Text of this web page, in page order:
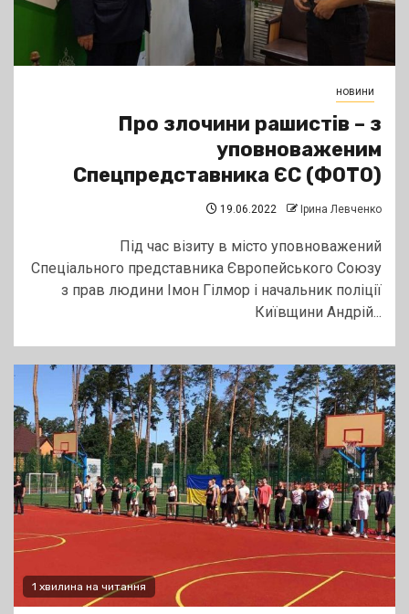
новини
Про злочини рашистів – з
уповноваженим
Спецпредставника ЄС (ФОТО)
19.06.2022 Ірина Левченко
Під час візиту в місто уповноважений
Спеціального представника Європейського Союзу
з прав людини Імон Гілмор і начальник поліції
Київщини Андрій...
1 хвилина на читання